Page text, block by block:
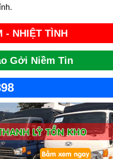
- NHIỆT TÌNH
Gởi Niềm Tin